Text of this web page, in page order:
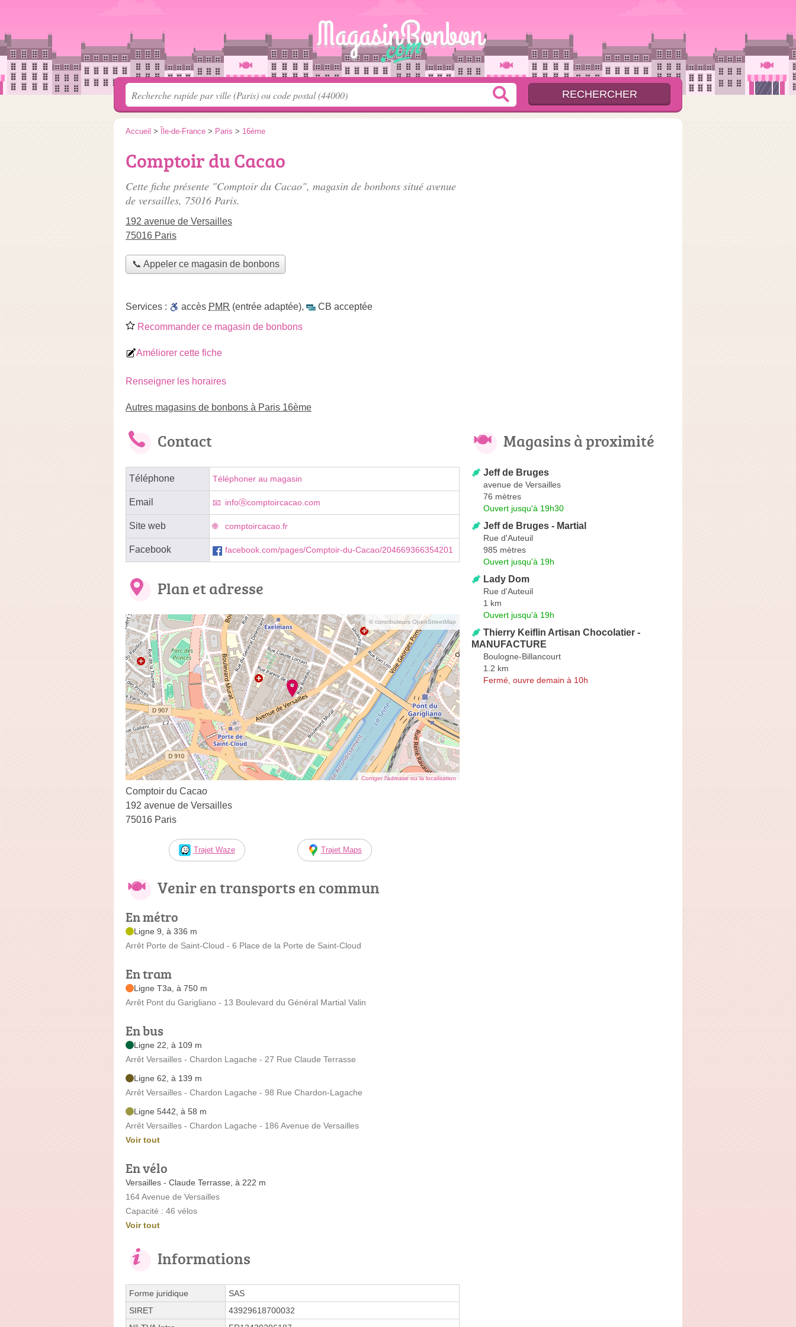
Accueil > Île-de-France > Paris > 16ème
Comptoir du Cacao
Cette fiche présente "Comptoir du Cacao", magasin de bonbons situé avenue
de versailles, 75016 Paris.
192 avenue de Versailles
75016 Paris
📞 Appeler ce magasin de bonbons
Services : accès PMR (entrée adaptée),
CB acceptée
Recommander ce magasin de bonbons
Améliorer cette fiche
Renseigner les horaires
Autres magasins de bonbons à Paris 16ème
Contact
Téléphone Téléphoner au magasin
Email infoⓐcomptoircacao.com
Site web comptoircacao.fr
Facebook facebook.com/pages/Comptoir-du-Cacao/204669366354201
Plan et adresse
© contributeurs OpenStreetMap
Corriger l’adresse ou la localisation
Comptoir du Cacao
192 avenue de Versailles
75016 Paris
Trajet Waze Trajet Maps
Venir en transports en commun
En métro
Ligne 9, à 336 m
Arrêt Porte de Saint-Cloud - 6 Place de la Porte de Saint-Cloud
En tram
Ligne T3a, à 750 m
Arrêt Pont du Garigliano - 13 Boulevard du Général Martial Valin
En bus
Ligne 22, à 109 m
Arrêt Versailles - Chardon Lagache - 27 Rue Claude Terrasse
Ligne 62, à 139 m
Arrêt Versailles - Chardon Lagache - 98 Rue Chardon-Lagache
Ligne 5442, à 58 m
Arrêt Versailles - Chardon Lagache - 186 Avenue de Versailles
Voir tout
En vélo
Versailles - Claude Terrasse, à 222 m
164 Avenue de Versailles
Capacité : 46 vélos
Voir tout
Informations
Forme juridique
SAS
SIRET
43929618700032
Magasins à proximité
Jeff de Bruges
avenue de Versailles
76 mètres
Ouvert jusqu'à 19h30
Jeff de Bruges - Martial
Rue d'Auteuil
985 mètres
Ouvert jusqu'à 19h
Lady Dom
Rue d'Auteuil
1 km
Ouvert jusqu'à 19h
Thierry Keiflin Artisan Chocolatier -
MANUFACTURE
Boulogne-Billancourt
1.2 km
Fermé, ouvre demain à 10h